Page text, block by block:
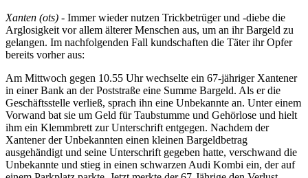
Xanten (ots) - Immer wieder nutzen Trickbetrüger und -diebe die
Arglosigkeit vor allem älterer Menschen aus, um an ihr Bargeld zu
gelangen. Im nachfolgenden Fall kundschaften die Täter ihr Opfer
bereits vorher aus:
Am Mittwoch gegen 10.55 Uhr wechselte ein 67-jähriger Xantener
in einer Bank an der Poststraße eine Summe Bargeld. Als er die
Geschäftsstelle verließ, sprach ihn eine Unbekannte an. Unter einem
Vorwand bat sie um Geld für Taubstumme und Gehörlose und hielt
ihm ein Klemmbrett zur Unterschrift entgegen. Nachdem der
Xantener der Unbekannten einen kleinen Bargeldbetrag
ausgehändigt und seine Unterschrift gegeben hatte, verschwand die
Unbekannte und stieg in einen schwarzen Audi Kombi ein, der auf